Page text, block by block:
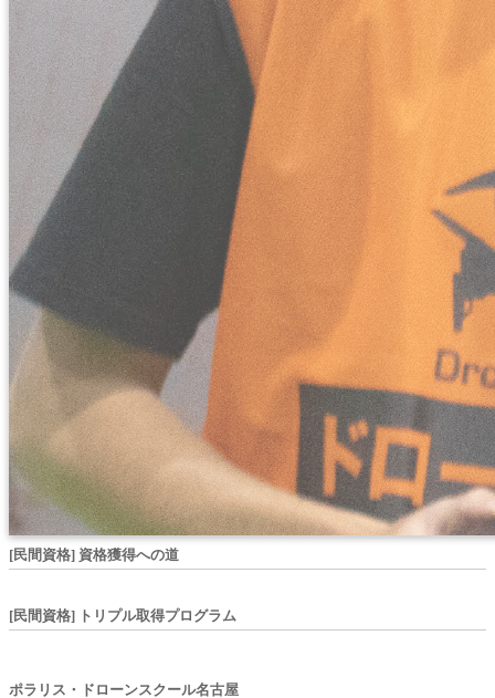
[民間資格] 資格獲得への道
[民間資格] トリプル取得プログラム
ポラリス・ドローンスクール名古屋